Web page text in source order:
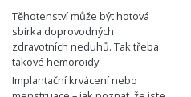
Těhotenství může být hotová
sbírka doprovodných
zdravotních neduhů. Tak třeba
takové hemoroidy
Implantační krvácení nebo